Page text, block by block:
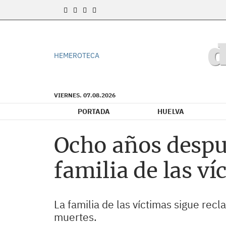
HEMEROTECA
VIERNES. 07.08.2026
PORTADA HUELVA
Ocho años
familia de las
La familia de las víctimas sigue
muertes.